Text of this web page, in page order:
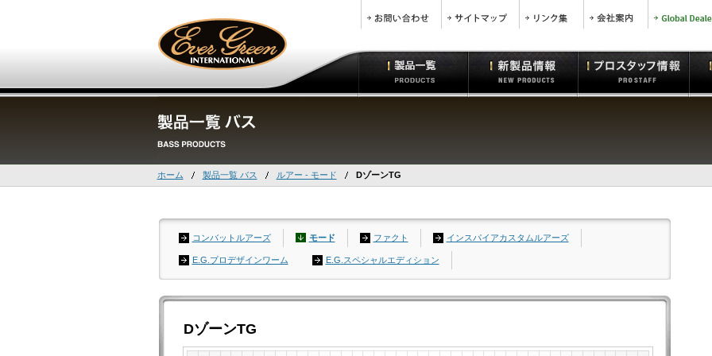
ホーム 製品一覧 バス ルアー - モード DゾーンTG
コンバットルアーズ モード ファクト インスパイアカスタムルアーズ
E.G.プロデザインワーム E.G.スペシャルエディション
DゾーンTG